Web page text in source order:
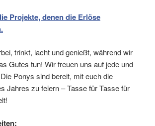
Projekte, denen die Erlöse
trinkt, lacht und genießt, während wir
Gutes tun! Wir freuen uns auf jede und
Ponys sind bereit, mit euch die
Jahres zu feiern – Tasse für Tasse für